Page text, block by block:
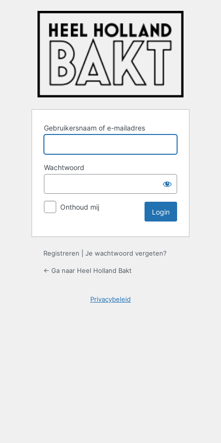
Gebruikersnaam of e-mailadres
Wachtwoord
Onthoud mij
Registreren Je wachtwoord vergeten?
← Ga naar Heel Holland Bakt
Privacybeleid